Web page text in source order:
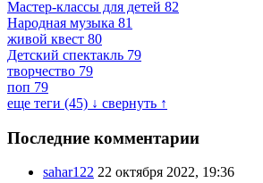
Мастер-классы для детей 82
Народная музыка 81
живой квест 80
Детский спектакль 79
творчество 79
поп 79
еще теги (45) ↓ свернуть ↑
Последние комментарии
sahar122 22 октября 2022, 19:36